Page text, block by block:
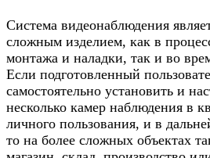
Система видеонаблюдения
сложным изделием, как в
монтажа и наладки, так и во
Если подготовленный
самостоятельно установить и
несколько камер наблюдения в
личного пользования, и в
то на более сложных объектах